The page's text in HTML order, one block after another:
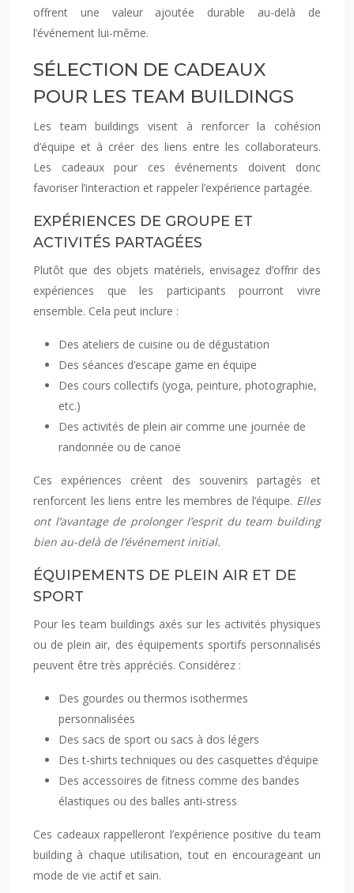
offrent une valeur ajoutée durable au-delà de
l’événement lui-même.
SÉLECTION DE CADEAUX
POUR LES TEAM BUILDINGS
Les team buildings visent à renforcer la cohésion
d’équipe et à créer des liens entre les collaborateurs.
Les cadeaux pour ces événements doivent donc
favoriser l’interaction et rappeler l’expérience partagée.
EXPÉRIENCES DE GROUPE ET
ACTIVITÉS PARTAGÉES
Plutôt que des objets matériels, envisagez d’offrir des
expériences que les participants pourront vivre
ensemble. Cela peut inclure :
Des ateliers de cuisine ou de dégustation
Des séances d’escape game en équipe
Des cours collectifs (yoga, peinture, photographie,
etc.)
Des activités de plein air comme une journée de
randonnée ou de canoë
Ces expériences créent des souvenirs partagés et
renforcent les liens entre les membres de l’équipe. Elles
ont l’avantage de prolonger l’esprit du team building
bien au-delà de l’événement initial.
ÉQUIPEMENTS DE PLEIN AIR ET DE
SPORT
Pour les team buildings axés sur les activités physiques
ou de plein air, des équipements sportifs personnalisés
peuvent être très appréciés. Considérez :
Des gourdes ou thermos isothermes
personnalisées
Des sacs de sport ou sacs à dos légers
Des t-shirts techniques ou des casquettes d’équipe
Des accessoires de fitness comme des bandes
élastiques ou des balles anti-stress
Ces cadeaux rappelleront l’expérience positive du team
building à chaque utilisation, tout en encourageant un
mode de vie actif et sain.